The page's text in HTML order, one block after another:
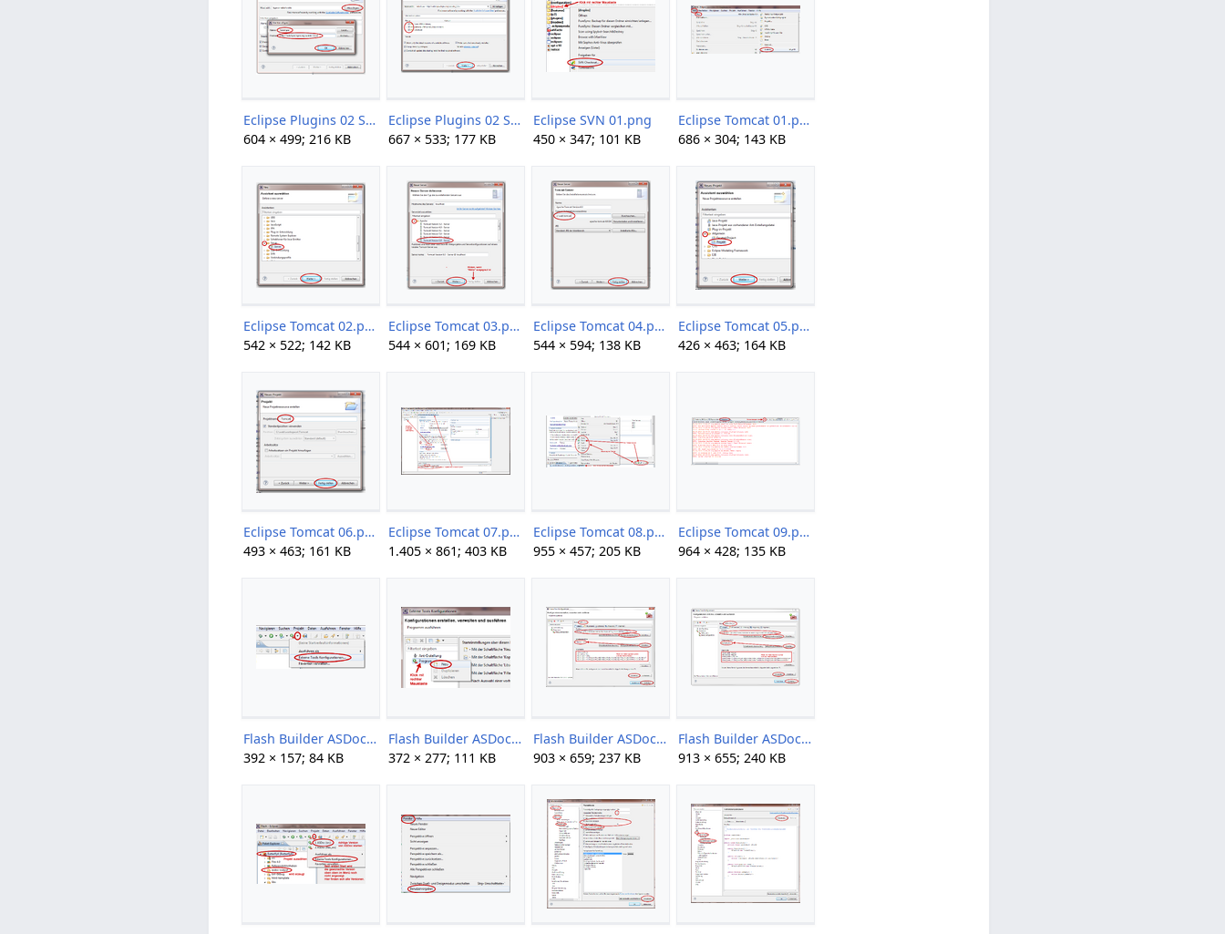
Eclipse Plugins 02 Subclipse 01.png
604 × 499; 216 KB
Eclipse Plugins 02 Subclipse 02.png
667 × 533; 177 KB
Eclipse SVN 01.png
450 × 347; 101 KB
Eclipse Tomcat 01.png
686 × 304; 143 KB
Eclipse Tomcat 02.png
542 × 522; 142 KB
Eclipse Tomcat 03.png
544 × 601; 169 KB
Eclipse Tomcat 04.png
544 × 594; 138 KB
Eclipse Tomcat 05.png
426 × 463; 164 KB
Eclipse Tomcat 06.png
493 × 463; 161 KB
Eclipse Tomcat 07.png
1.405 × 861; 403 KB
Eclipse Tomcat 08.png
955 × 457; 205 KB
Eclipse Tomcat 09.png
964 × 428; 135 KB
Flash Builder ASDoc 01.png
392 × 157; 84 KB
Flash Builder ASDoc 02.png
372 × 277; 111 KB
Flash Builder ASDoc 03.png
903 × 659; 237 KB
Flash Builder ASDoc 04.png
913 × 655; 240 KB